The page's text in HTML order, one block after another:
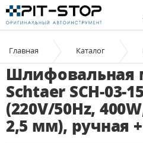
Главная Каталог
Шлифовальная
Schtaer SCH-03-
(220V/50Hz,
2,5 мм), ручная